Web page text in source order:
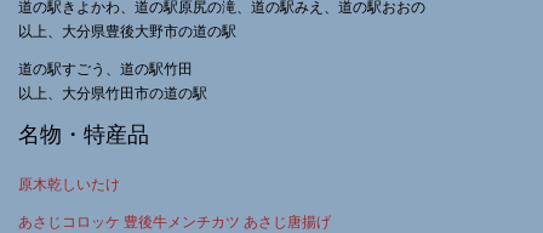
道の駅きよかわ、道の駅原尻の滝、道の駅みえ、道の駅おおの
以上、大分県豊後大野市の道の駅
道の駅すごう、道の駅竹田
以上、大分県竹田市の道の駅
名物・特産品
原木乾しいたけ
あさじコロッケ 豊後牛メンチカツ あさじ唐揚げ